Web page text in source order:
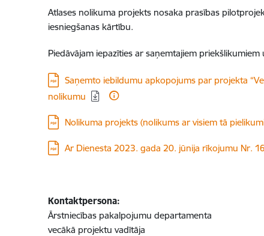
Atlases nolikuma projekts nosaka prasības
iesniegšanas kārtību.
Piedāvājam iepazīties ar saņemtajiem
Lejupielādēt:
Saņemto iebildumu apkopojums par projekta
nolikumu
Lejupielādēt:
Nolikuma projekts (nolikums ar visiem tā
Lejupielādēt:
Ar Dienesta 2023. gada 20. jūnija rīkojumu Nr.
Kontaktpersona:
Ārstniecības pakalpojumu departamenta
vecākā projektu vadītāja